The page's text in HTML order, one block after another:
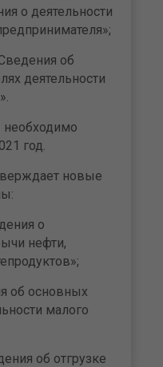
о деятельности
об
деятельности
год.
новые
о
нефти,
об основных
малого
об отгрузке